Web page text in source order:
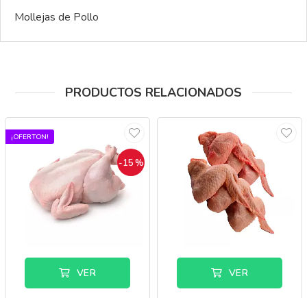
Mollejas de Pollo
PRODUCTOS RELACIONADOS
¡OFERTON!
-15%
VER VER